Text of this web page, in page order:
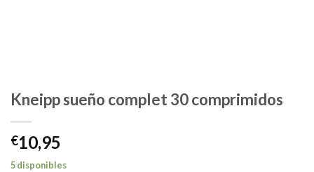
Kneipp sueño complet 30 comprimidos
€10,95
5 disponibles